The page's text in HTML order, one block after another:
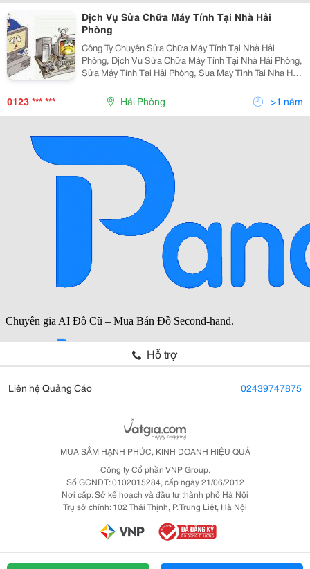
Dịch Vụ Sửa Chữa Máy Tính Tại Nhà Hải
Phòng
Công Ty Chuyên Sửa Chữa Máy Tính Tại Nhà Hải
Phòng, Dịch Vụ Sửa Chữa Máy Tính Tại Nhà Hải Phòng,
Sửa Máy Tính Tại Hải Phòng, Sua May Tinh Tai Nha Hai
Phong, Chuyen Sua Máy Tinh Tai Nha Hai Phong, Sua
May Tinh Gia Re Tai Nha Hai Phong. Với Dịch Vụ
0123 *** *** Hải Phòng >1 năm
Hỗ trợ
Liên hệ Quảng Cáo 02439747875
MUA SẮM HẠNH PHÚC, KINH DOANH HIỆU QUẢ
Công ty Cổ phần VNP Group.
Số GCNDT: 0102015284, cấp ngày 21/06/2012
Nơi cấp: Sở kế hoạch và đầu tư thành phố Hà Nội
Trụ sở chính: 102 Thái Thịnh, P. Trung Liệt, Hà Nội